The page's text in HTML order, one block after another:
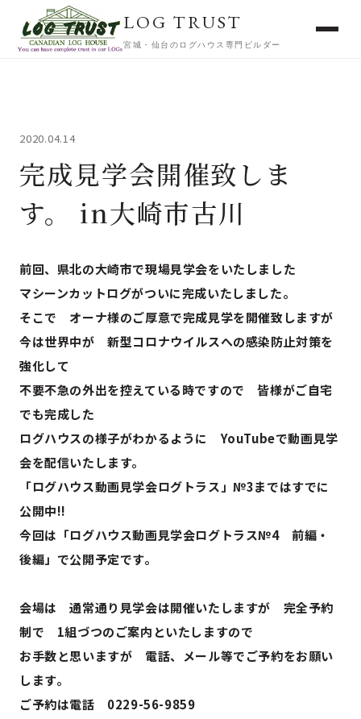
LOG TRUST
宮城・仙台のログハウス専門ビルダー
2020.04.14
完成見学会開催致しま
す。 in大崎市古川
前回、県北の大崎市で現場見学会をいたしました
マシーンカットログがついに完成いたしました。
そこで オーナ様のご厚意で完成見学を開催致しますが
今は世界中が 新型コロナウイルスへの感染防止対策を
強化して
不要不急の外出を控えている時ですので 皆様がご自宅
でも完成した
ログハウスの様子がわかるように YouTubeで動画見学
会を配信いたします。
「ログハウス動画見学会ログトラス」№3まではすでに
公開中!!
今回は「ログハウス動画見学会ログトラス№4 前編・
後編」で公開予定です。
会場は 通常通り見学会は開催いたしますが 完全予約
制で 1組づつのご案内といたしますので
お手数と思いますが 電話、メール等でご予約をお願い
します。
ご予約は電話 0229-56-9859